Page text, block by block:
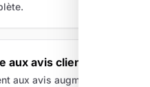
aux avis clients
aux avis augmente la